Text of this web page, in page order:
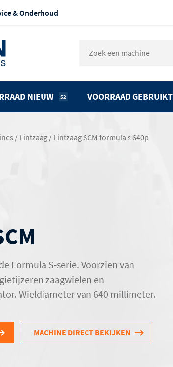
& Onderhoud
NIEUW 52 VOORRAAD GEBRUIKT
/ Lintzaag / Lintzaag SCM formula s 640p
Formula S-serie. Voorzien van
zaagwielen en
Wieldiameter van 640 millimeter.
MACHINE DIRECT BEKIJKEN